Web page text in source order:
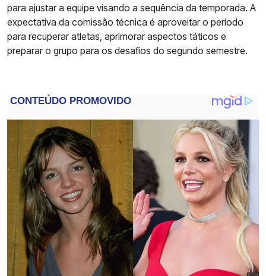
para ajustar a equipe visando a sequência da temporada. A
expectativa da comissão técnica é aproveitar o período
para recuperar atletas, aprimorar aspectos táticos e
preparar o grupo para os desafios do segundo semestre.